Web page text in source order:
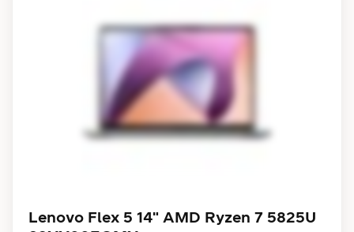
Lenovo Flex 5 14" AMD Ryzen 7 5825U